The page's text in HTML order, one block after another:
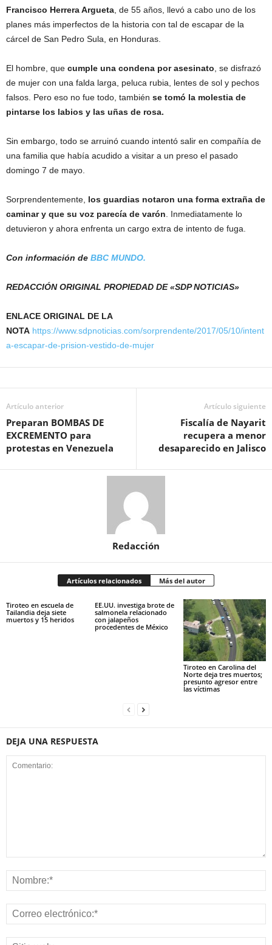
Francisco Herrera Argueta , de 55 años, llevó a cabo uno de los
planes más imperfectos de la historia con tal de escapar de la
cárcel de San Pedro Sula, en Honduras.
El hombre, que cumple una condena por asesinato , se disfrazó
de mujer con una falda larga, peluca rubia, lentes de sol y pechos
falsos. Pero eso no fue todo, también se tomó la molestia de
pintarse los labios y las uñas de rosa.
Sin embargo, todo se arruinó cuando intentó salir en compañía de
una familia que había acudido a visitar a un preso el pasado
domingo 7 de mayo.
Sorprendentemente, los guardias notaron una forma extraña de
caminar y que su voz parecía de varón . Inmediatamente lo
detuvieron y ahora enfrenta un cargo extra de intento de fuga.
Con información de BBC MUNDO.
REDACCIÓN ORIGINAL PROPIEDAD DE «SDP NOTICIAS»
ENLACE ORIGINAL DE LA
NOTA https://www.sdpnoticias.com/sorprendente/2017/05/10/intent
a-escapar-de-prision-vestido-de-mujer
Artículo anterior
Preparan BOMBAS DE
EXCREMENTO para
protestas en Venezuela
Artículo siguiente
Fiscalía de Nayarit
recupera a menor
desaparecido en Jalisco
Redacción
Artículos relacionados Más del autor
Tiroteo en escuela de
Tailandia deja siete
muertos y 15 heridos
EE.UU. investiga brote de
salmonela relacionado
con jalapeños
procedentes de México
Tiroteo en Carolina del
Norte deja tres muertos;
presunto agresor entre
las víctimas
DEJA UNA RESPUESTA